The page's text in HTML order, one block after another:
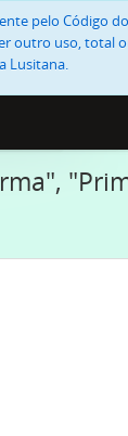
pelo Código
outro uso, total
Lusitana.